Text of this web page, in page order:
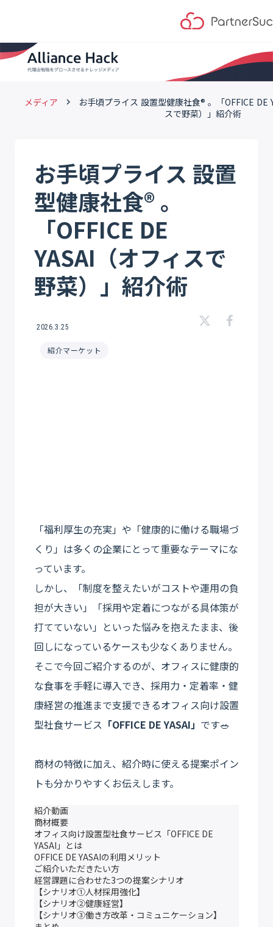
メディア keyboard_arrow_right
お手頃プライス 設置型健康社食® 。「OFFICE DE
スで野菜）」紹介術
お手頃プライス 設置
型健康社食® 。
「OFFICE DE
YASAI（オフィスで
野菜）」紹介術
2026.3.25
紹介マーケット
「福利厚生の充実」や「健康的に働ける職場づ
くり」は多くの企業にとって重要なテーマにな
っています。
しかし、「制度を整えたいがコストや運用の負
担が大きい」「採用や定着につながる具体策が
打てていない」といった悩みを抱えたまま、後
回しになっているケースも少なくありません。
そこで今回ご紹介するのが、オフィスに健康的
な食事を手軽に導入でき、採用力・定着率・健
康経営の推進まで支援できるオフィス向け設置
型社食サービス 「OFFICE DE YASAI」 です🥗
商材の特徴に加え、紹介時に使える提案ポイン
トも分かりやすくお伝えします。
紹介動画
商材概要
オフィス向け設置型社食サービス「OFFICE DE
YASAI」とは
OFFICE DE YASAIの利用メリット
ご紹介いただきたい方
経営課題に合わせた3つの提案シナリオ
【シナリオ①人材採用強化】
【シナリオ②健康経営】
【シナリオ③働き方改革・コミュニケーション】